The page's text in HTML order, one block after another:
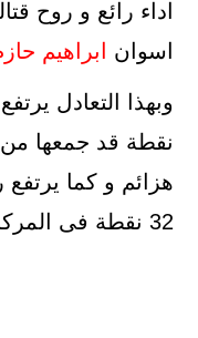
اداء رائع و روح
اسوان
ابراهيم
هزائم و كما
32 نقطة فى المركز ال 3